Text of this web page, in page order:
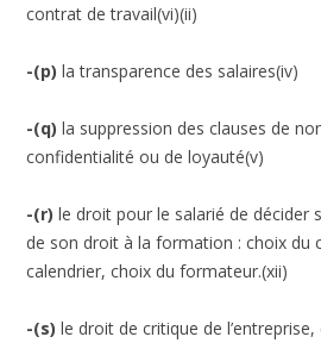
contrat de travail(vi)(ii)
-(p) la transparence des salaires(iv)
-(q) la suppression des clauses de
confidentialité ou de loyauté(v)
-(r) le droit pour le salarié de décider
de son droit à la formation : choix du
calendrier, choix du formateur.(xii)
-(s) le droit de critique de